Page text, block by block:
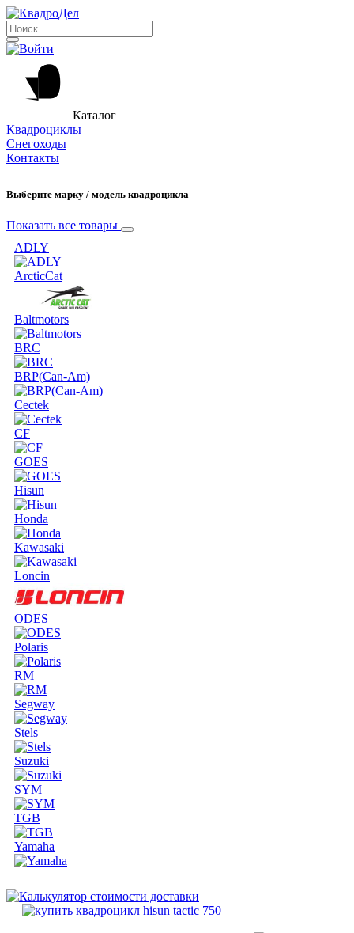
Каталог
Квадроциклы
Снегоходы
Контакты
Выберите марку / модель квадроцикла
Показать все товары
ADLY
ArcticCat
Baltmotors
BRC
BRP(Can-Am)
Cectek
CF
GOES
Hisun
Honda
Kawasaki
Loncin
ODES
Polaris
RM
Segway
Stels
Suzuki
SYM
TGB
Yamaha